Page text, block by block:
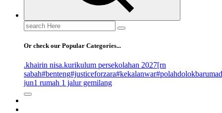
Search
for:
Or check our Popular Categories...
.khairin nisa.kurikulum persekolahan 2027[rn
sabah#benteng#justiceforzara#kekalanwar
jun1 rumah 1 jalur gemilang